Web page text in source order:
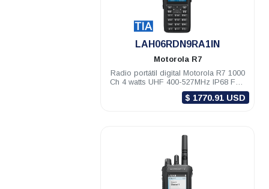
LAH06RDN9RA1IN
Motorola R7
Radio portátil digital Motorola R7 1000
Ch 4 watts UHF 400-527MHz IP68 FKP
TIA Habilitado
$ 1770.91 USD